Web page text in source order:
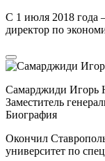
С 1 июля 2018 года
директор по
Самарджиди Игорь
Заместитель
Биография
Окончил
университет по